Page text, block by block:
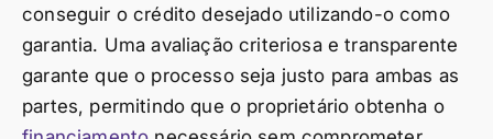
conseguir o crédito desejado utilizando-o como
garantia. Uma avaliação criteriosa e transparente
garante que o processo seja justo para ambas as
partes, permitindo que o proprietário obtenha o